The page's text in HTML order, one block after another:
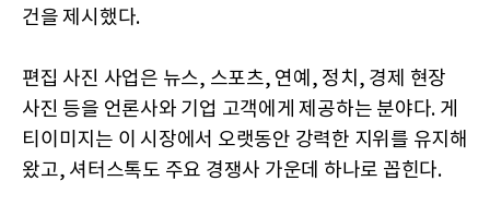
건을 제시했다.
편집 사진 사업은 뉴스, 스포츠, 연예, 정치, 경제 현장
사진 등을 언론사와 기업 고객에게 제공하는 분야다. 게
티이미지는 이 시장에서 오랫동안 강력한 지위를 유지해
왔고, 셔터스톡도 주요 경쟁사 가운데 하나로 꼽힌다.